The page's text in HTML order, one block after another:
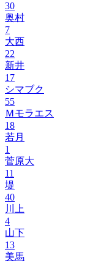
30
奥村
7
大西
22
新井
17
シマブク
55
Ｍモラエス
18
若月
1
菅原大
11
堤
40
川上
4
山下
13
美馬